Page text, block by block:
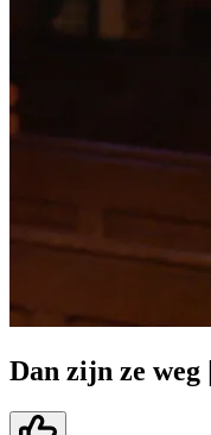
Dan zijn ze weg